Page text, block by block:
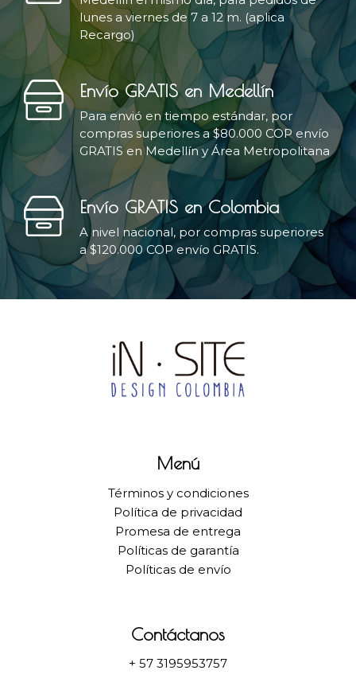
lunes a viernes de 7 a 12 m. (aplica
Recargo)
Envío GRATIS en Medellín
Para envió en tiempo estándar, por
compras superiores a $80.000 COP envío
GRATIS en Medellín y Área Metropolitana
Envío GRATIS en Colombia
A nivel nacional, por compras superiores
a $120.000 COP envío GRATIS.
Menú
Términos y condiciones
Política de privacidad
Promesa de entrega
Políticas de garantía
Políticas de envío
Contáctanos
+ 57 3195953757